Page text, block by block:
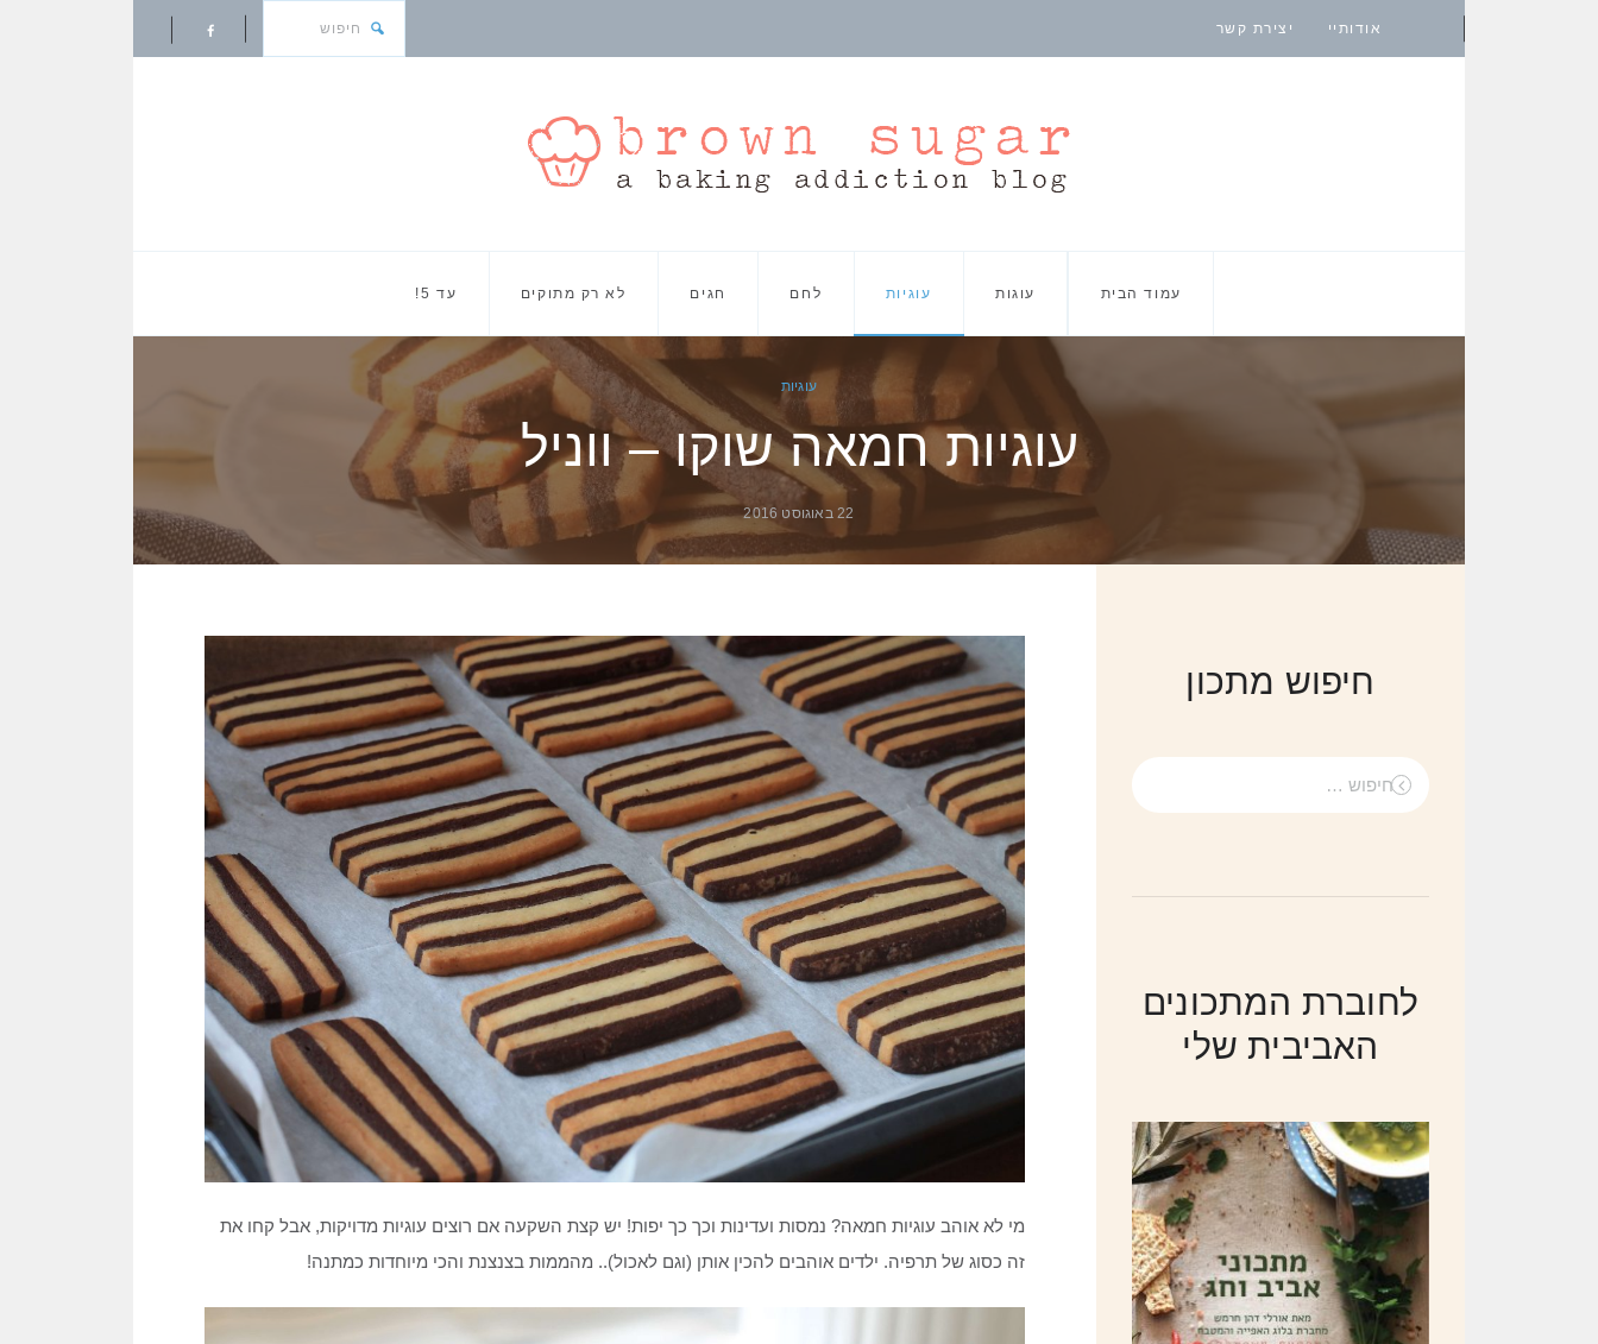
אודותיי יצירת קשר
עמוד הבית עוגות עוגיות לחם חגים לא רק מתוקים עד 5!
עוגיות
עוגיות חמאה שוקו – ווניל
22 באוגוסט 2016
מי לא אוהב עוגיות חמאה? נמסות ועדינות וכך כך יפות! יש קצת השקעה אם רוצים עוגיות מדויקות, אבל קחו את
זה כסוג של תרפיה. ילדים אוהבים להכין אותן (וגם לאכול).. מהממות בצנצנת והכי מיוחדות כמתנה!
חיפוש מתכון
חיפוש:
לחוברת המתכונים
האביבית שלי